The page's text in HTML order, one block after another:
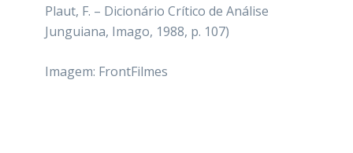
Plaut, F. – Dicionário Crítico de Análise
Junguiana, Imago, 1988, p. 107)
Imagem: FrontFilmes